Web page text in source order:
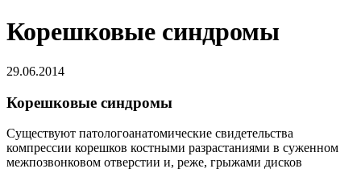
Корешковые синдромы
29.06.2014
Корешковые синдромы
Существуют патологоанатомические свидетельства
компрессии корешков костными разрастаниями в суженном
межпозвонковом отверстии и, реже, грыжами дисков